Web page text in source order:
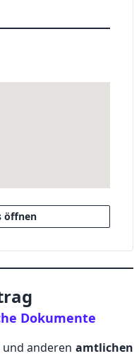
öffnen
Dokumente
und anderen amtlichen